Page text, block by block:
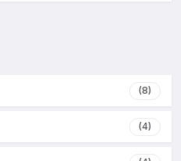
(8)
(4)